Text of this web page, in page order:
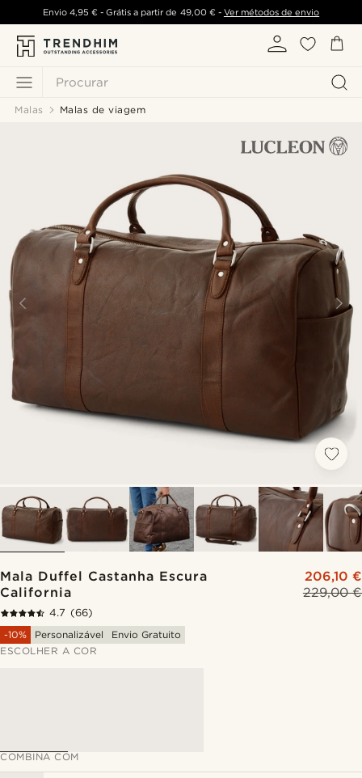
Procurar
Envio 4,95 €- Grátis a partir de 49,00 €- Ver métodos de envio
Malas Malas de viagem
Mala Duffel Castanha Escura
California
229,00 €
206,10 €
4.7 (66)
-10%
Personalizável
Envio Gratuito
ESCOLHER A COR
COMBINA COM